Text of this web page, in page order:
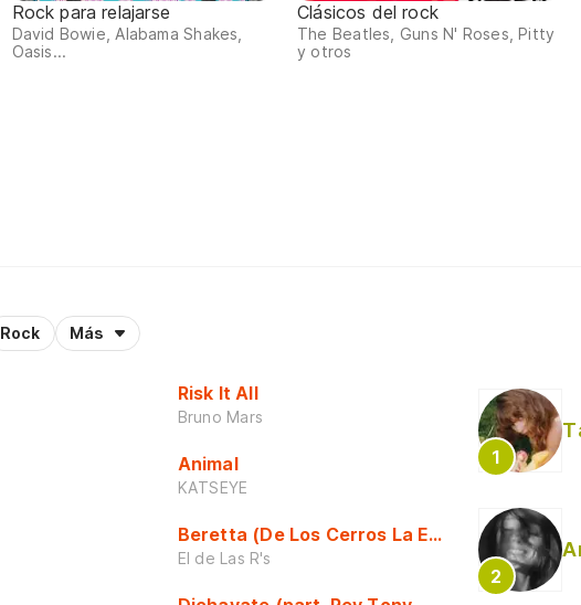
Rock para relajarse
David Bowie, Alabama Shakes,
Oasis...
Clásicos del rock
The Beatles, Guns N' Roses, Pitty
y otros
Rock Más
Risk It All
Bruno Mars
Animal
KATSEYE
Beretta (De Los Cerros La Escuela)
El de Las R's